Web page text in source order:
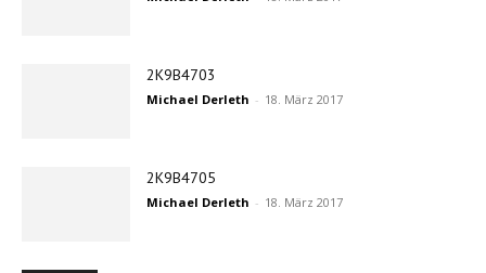
2K9B4703
Michael Derleth - 18. März 2017
2K9B4705
Michael Derleth - 18. März 2017